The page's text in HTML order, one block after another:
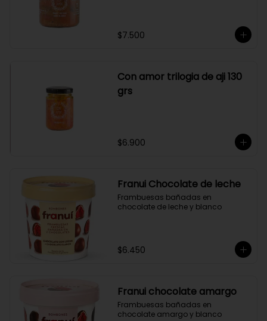
$7.500
Con amor trilogia de aji 130
grs
$6.900
Franui Chocolate de leche
Frambuesas bañadas en
chocolate de leche y blanco
$6.450
Franui chocolate amargo
Frambuesas bañadas en
chocolate amargo y blanco